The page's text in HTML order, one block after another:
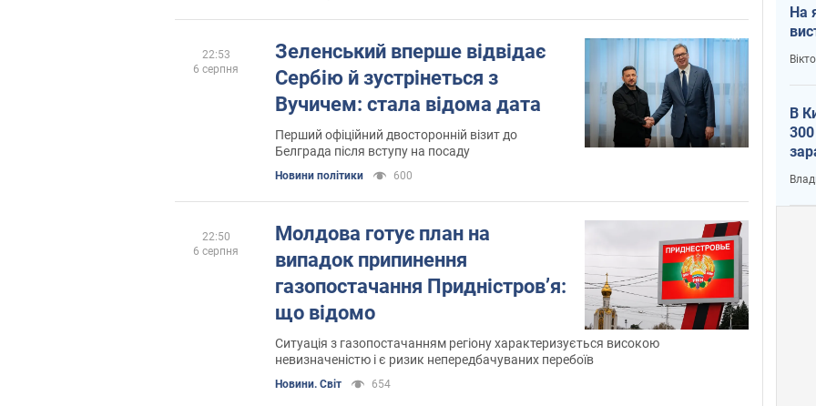
Зеленський вперше відвідає
Сербію й зустрінеться з
Вучичем: стала відома дата
Перший офіційний двосторонній візит до
Белграда після вступу на посаду
Новини політики 600
22:53
6 серпня
Молдова готує план на
випадок припинення
газопостачання Придністров’я:
що відомо
Ситуація з газопостачанням регіону характеризується високою
невизначеністю і є ризик непередбачуваних перебоїв
Новини. Світ 654
22:50
6 серпня
На
В